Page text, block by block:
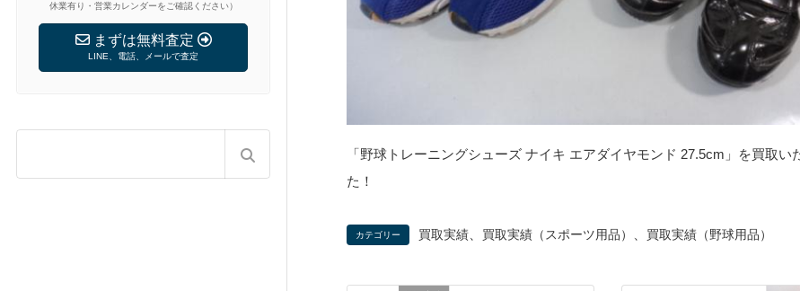
休業有り・営業カレンダーをご確認ください）
まずは無料査定
LINE、電話、メールで査定
「野球トレーニングシューズ ナイキ エアダイヤモンド 27.5cm」を買取い
た！
カテゴリー 買取実績 買取実績（スポーツ用品） 買取実績（野球用品）